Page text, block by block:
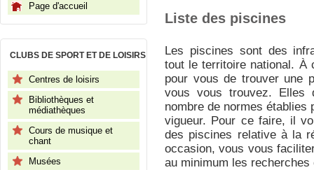
Page d'accueil
CLUBS DE SPORT ET DE LOISIRS
Centres de loisirs
Bibliothèques et
médiathèques
Cours de musique et
chant
Musées
Liste des piscines
Les piscines sont des
tout le territoire national.
pour vous de trouver une
vous vous trouvez. Elles
nombre de normes établies
vigueur. Pour ce faire, il
des piscines relative à la
occasion, vous vous
au minimum les